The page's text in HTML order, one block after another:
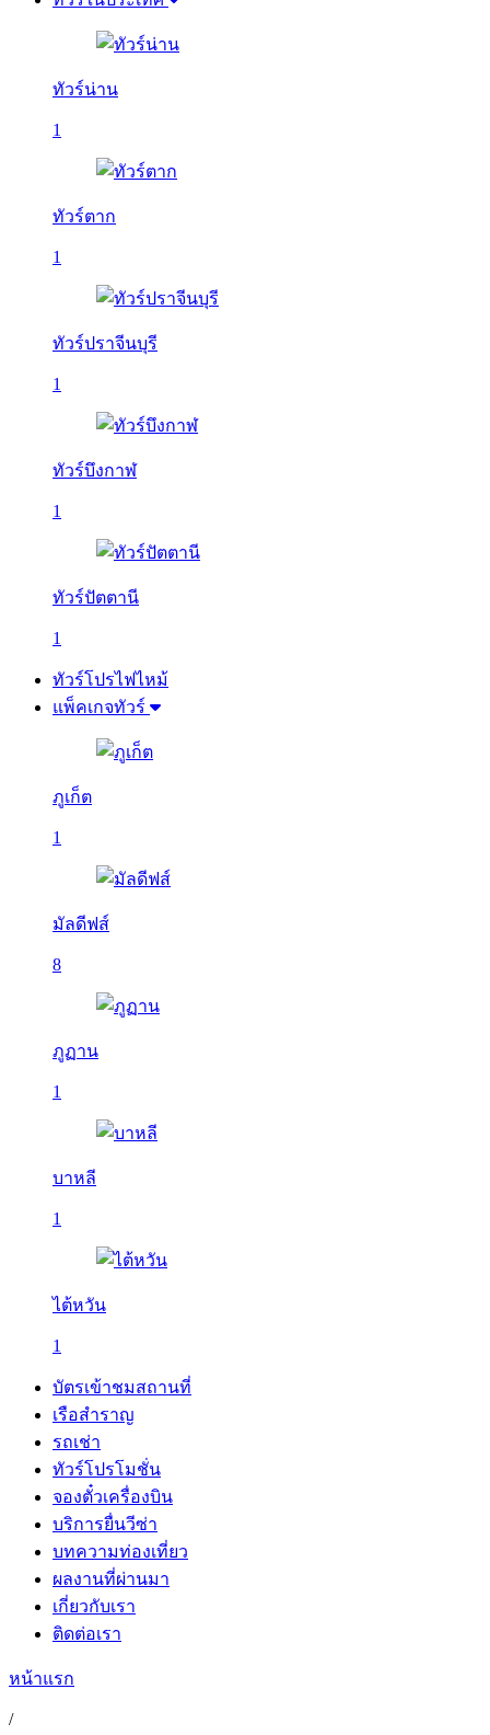
ทัวร์น่าน
1
ทัวร์ตาก
1
ทัวร์ปราจีนบุรี
1
ทัวร์บึงกาฬ
1
ทัวร์ปัตตานี
1
ทัวร์โปรไฟไหม้
แพ็คเกจทัวร์
ภูเก็ต
1
มัลดีฟส์
8
ภูฏาน
1
บาหลี
1
ไต้หวัน
1
บัตรเข้าชมสถานที่
เรือสำราญ
รถเช่า
ทัวร์โปรโมชั่น
จองตั๋วเครื่องบิน
บริการยื่นวีซ่า
บทความท่องเที่ยว
ผลงานที่ผ่านมา
เกี่ยวกับเรา
ติดต่อเรา
หน้าแรก
/